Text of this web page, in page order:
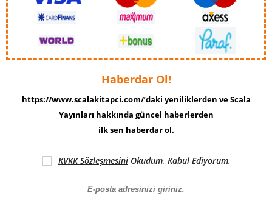
Haberdar Ol!
https://www.scalakitapci.com/’daki yeniliklerden ve Scala
Yayınları hakkında güncel haberlerden
ilk sen haberdar ol.
KVKK SözleşmesiniOkudum, Kabul Ediyorum.